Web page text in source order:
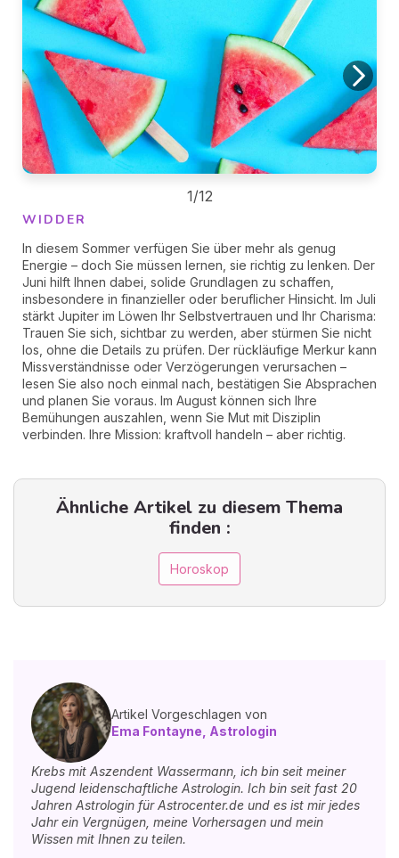
WIDDER
In diesem Sommer verfügen Sie über mehr als genug
Energie – doch Sie müssen lernen, sie richtig zu lenken. Der
Juni hilft Ihnen dabei, solide Grundlagen zu schaffen,
insbesondere in finanzieller oder beruflicher Hinsicht. Im Juli
stärkt Jupiter im Löwen Ihr Selbstvertrauen und Ihr Charisma:
Trauen Sie sich, sichtbar zu werden, aber stürmen Sie nicht
los, ohne die Details zu prüfen. Der rückläufige Merkur kann
Missverständnisse oder Verzögerungen verursachen –
lesen Sie also noch einmal nach, bestätigen Sie Absprachen
und planen Sie voraus. Im August können sich Ihre
Bemühungen auszahlen, wenn Sie Mut mit Disziplin
verbinden. Ihre Mission: kraftvoll handeln – aber richtig.
1/12
Ähnliche Artikel zu diesem Thema
finden :
Horoskop
Artikel Vorgeschlagen von
Ema Fontayne, Astrologin
Krebs mit Aszendent Wassermann, ich bin seit meiner
Jugend leidenschaftliche Astrologin. Ich bin seit fast 20
Jahren Astrologin für Astrocenter.de und es ist mir jedes
Jahr ein Vergnügen, meine Vorhersagen und mein
Wissen mit Ihnen zu teilen.